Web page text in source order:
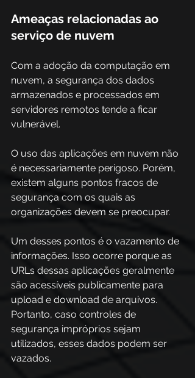
Ameaças relacionadas ao
serviço de nuvem
Com a adoção da computação em
nuvem, a segurança dos dados
armazenados e processados em
servidores remotos tende a ficar
vulnerável.
O uso das aplicações em nuvem não
é necessariamente perigoso. Porém,
existem alguns pontos fracos de
segurança com os quais as
organizações devem se preocupar.
Um desses pontos é o vazamento de
informações. Isso ocorre porque as
URLs dessas aplicações geralmente
são acessíveis publicamente para
upload e download de arquivos.
Portanto, caso controles de
segurança impróprios sejam
utilizados, esses dados podem ser
vazados.